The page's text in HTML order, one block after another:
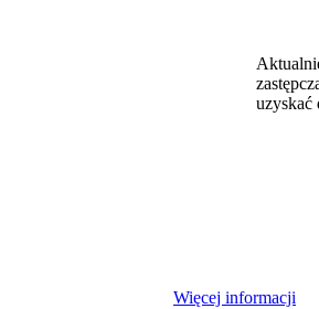
uzyskać
Więcej informacji